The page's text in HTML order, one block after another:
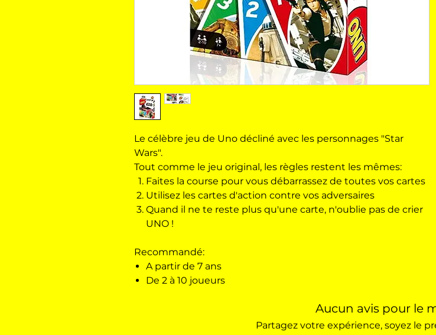
Le célèbre jeu de Uno décliné avec les personnages "Star
Wars".
Tout comme le jeu original, les règles restent les mêmes:
Faites la course pour vous débarrassez de toutes vos cartes
Utilisez les cartes d'action contre vos adversaires
Quand il ne te reste plus qu'une carte, n'oublie pas de crier
UNO !
Recommandé:
A partir de 7 ans
De 2 à 10 joueurs
Aucun avis pour le
Partagez votre expérience, soyez le